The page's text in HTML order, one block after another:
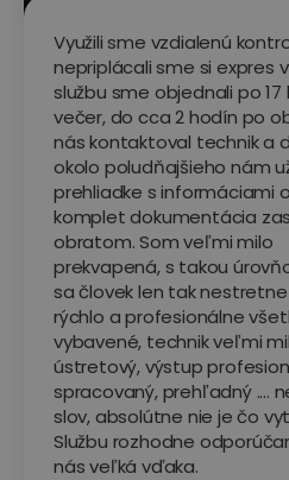
Využili sme vzdialenú
nepriplácali sme si expres
službu sme objednali po 17
večer, do cca 2 hodín po
nás kontaktoval technik a
okolo poludňajšieho nám
prehliadke s informáciami
komplet dokumentácia
obratom. Som veľmi milo
prekvapená, s takou
sa človek len tak
rýchlo a profesionálne
vybavené, technik veľmi
ústretový, výstup
spracovaný, prehľadný ....
slov, absolútne nie je čo
Službu rozhodne
nás veľká vďaka.